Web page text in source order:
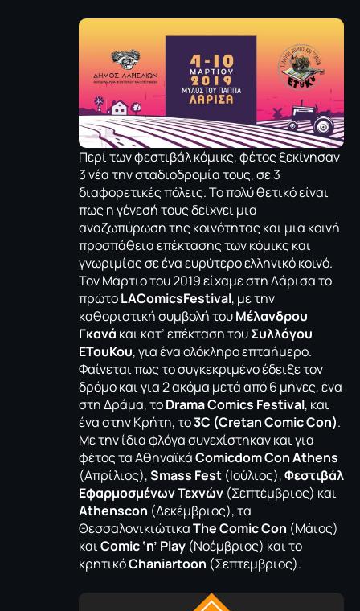
Περί των φεστιβάλ κόμικς, φέτος ξεκίνησαν
3 νέα την σταδιοδρομία τους, σε 3
διαφορετικές πόλεις. Το πολύ θετικό είναι
πως η γένεσή τους δείχνει μια
αναζωπύρωση της κοινότητας και μια κοινή
προσπάθεια επέκτασης των κόμικς και
γνωριμίας σε ένα ευρύτερο ελληνικό κοινό.
Τον Μάρτιο του 2019 είχαμε στη Λάρισα το
πρώτοLAComicsFestival, με την
καθοριστική συμβολή τουΜέλανδρου
Γκανά και κατ’ επέκταση τουΣυλλόγου
ΕΤουΚου, για ένα ολόκληρο επταήμερο.
Φαίνεται πως το συγκεκριμένο έδειξε τον
δρόμο και για 2 ακόμα μετά από 6 μήνες, ένα
στη Δράμα, τοDrama Comics Festival, και
ένα στην Κρήτη, το3C (Cretan Comic Con).
Με την ίδια φλόγα συνεχίστηκαν και για
φέτος τα ΑθηναϊκάComicdom Con Athens
(Απρίλιος),Smass Fest (Ιούλιος),Φεστιβάλ
Εφαρμοσμένων Τεχνών (Σεπτέμβριος) και
Athenscon (Δεκέμβριος), τα
ΘεσσαλονικιώτικαThe Comic Con (Μάιος)
καιComic ‘n’ Play (Νοέμβριος) και το
κρητικόChaniartoon (Σεπτέμβριος).